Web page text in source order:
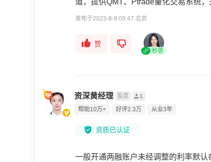
道，提供QMT、Ptrade量化交易系统，
发布于2023-8-8 09:47 北京
赞
秒答
资深黄经理 股票
帮助10万+
好评2.3万 从业3年
资质已认证
一般开通两融账户未经调整的利率默